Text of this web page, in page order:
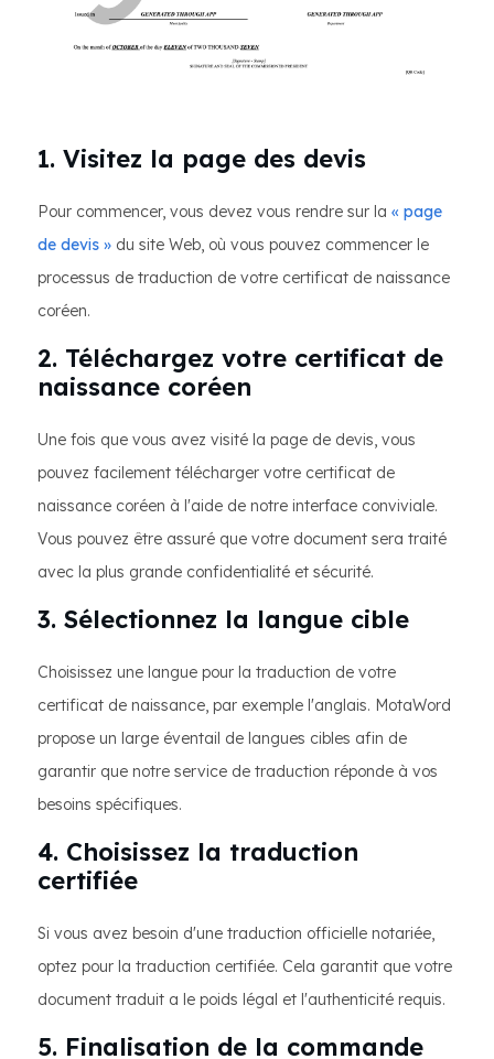
1. Visitez la page des devis
Pour commencer, vous devez vous rendre sur la « page
de devis » du site Web, où vous pouvez commencer le
processus de traduction de votre certificat de naissance
coréen.
2. Téléchargez votre certificat de
naissance coréen
Une fois que vous avez visité la page de devis, vous
pouvez facilement télécharger votre certificat de
naissance coréen à l'aide de notre interface conviviale.
Vous pouvez être assuré que votre document sera traité
avec la plus grande confidentialité et sécurité.
3. Sélectionnez la langue cible
Choisissez une langue pour la traduction de votre
certificat de naissance, par exemple l'anglais. MotaWord
propose un large éventail de langues cibles afin de
garantir que notre service de traduction réponde à vos
besoins spécifiques.
4. Choisissez la traduction
certifiée
Si vous avez besoin d'une traduction officielle notariée,
optez pour la traduction certifiée. Cela garantit que votre
document traduit a le poids légal et l'authenticité requis.
5. Finalisation de la commande